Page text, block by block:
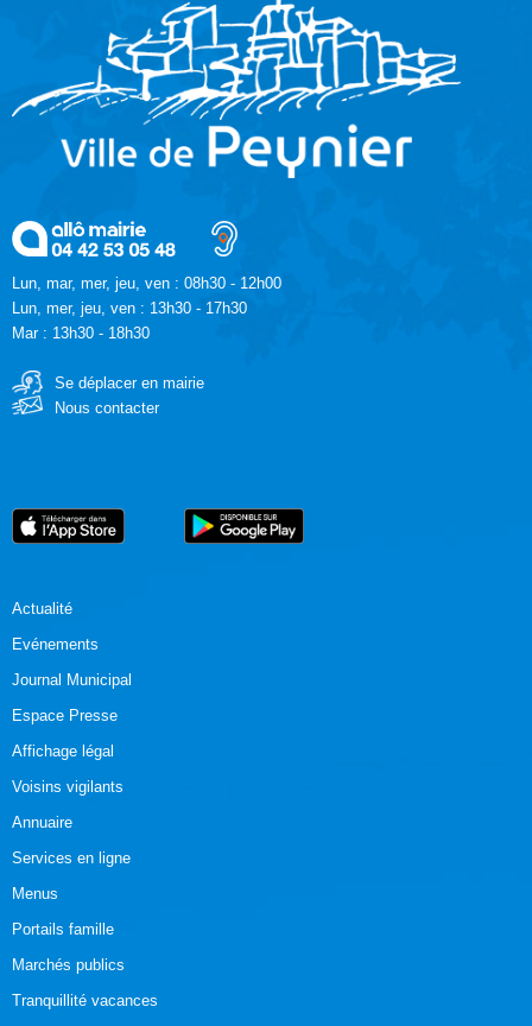
Lun, mar, mer, jeu, ven : 08h30 - 12h00
Lun, mer, jeu, ven : 13h30 - 17h30
Mar : 13h30 - 18h30
Se déplacer en mairie
Nous contacter
Actualité
Evénements
Journal Municipal
Espace Presse
Affichage légal
Voisins vigilants
Annuaire
Services en ligne
Menus
Portails famille
Marchés publics
Tranquillité vacances